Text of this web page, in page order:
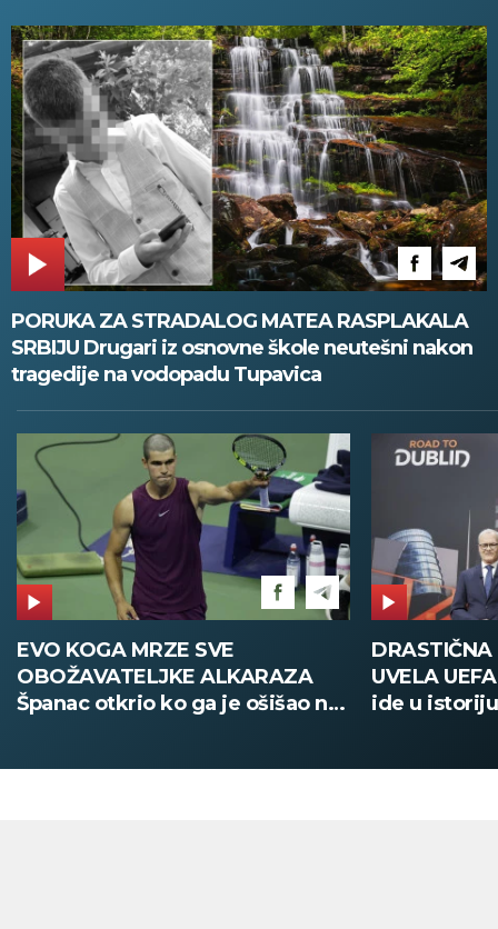
PORUKA ZA STRADALOG MATEA RASPLAKALA
SRBIJU Drugari iz osnovne škole neutešni nakon
tragedije na vodopadu Tupavica
DRASTIČNA PROMENA KOJU JE
UVELA UEFA Stari način žreba
ide u istoriju, od sada sve
POŽAR U
Deca i